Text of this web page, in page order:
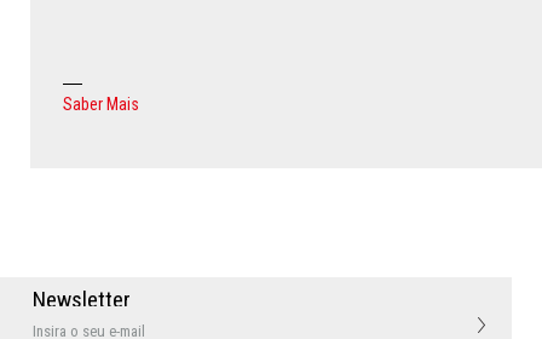
Saber Mais
Newsletter